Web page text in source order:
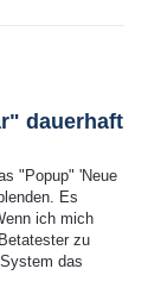
dauerhaft
"Popup" 'Neue
Es
ich mich
zu
das